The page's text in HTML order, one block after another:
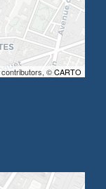
contributors, ©CARTO